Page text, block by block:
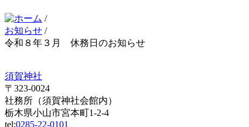
/
お知らせ /
令和８年３月 休務日のお知らせ
須賀神社
〒323-0024
社務所（須賀神社会館内）
栃木県小山市宮本町1-2-4
tel:0285-22-0101